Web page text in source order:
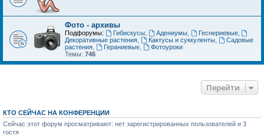
Фото - архивы
Подфорумы: Гибискусы, Адениумы, Геснериевые,
Декоративные растения
Кактусы и суккуленты,
Садовые
растения
Гераниевые,
Фотоуроки
Темы: 746
Перейти
КТО СЕЙЧАС НА КОНФЕРЕНЦИИ
Сейчас этот форум просматривают: нет зарегистрированных пользователей и 3
гостя